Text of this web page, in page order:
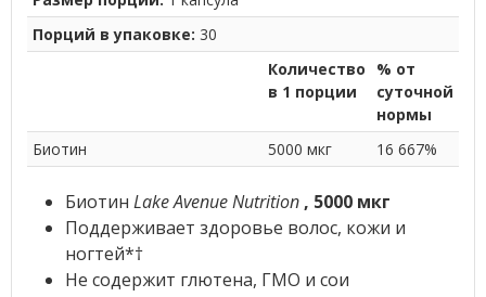
Порций в упаковке: 30
Количество
в 1 порции
% от
суточной
нормы
Биотин
5000 мкг 16 667%
Биотин Lake Avenue Nutrition, 5000 мкг
Поддерживает здоровье волос, кожи и
ногтей*†
Не содержит глютена, ГМО и сои